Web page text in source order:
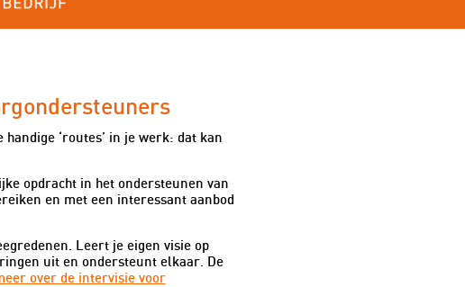
‘routes’ in je werk: dat kan
opdracht in het ondersteunen van
en met een interessant aanbod
Leert je eigen visie op
uit en ondersteunt elkaar. De
over de intervisie voor